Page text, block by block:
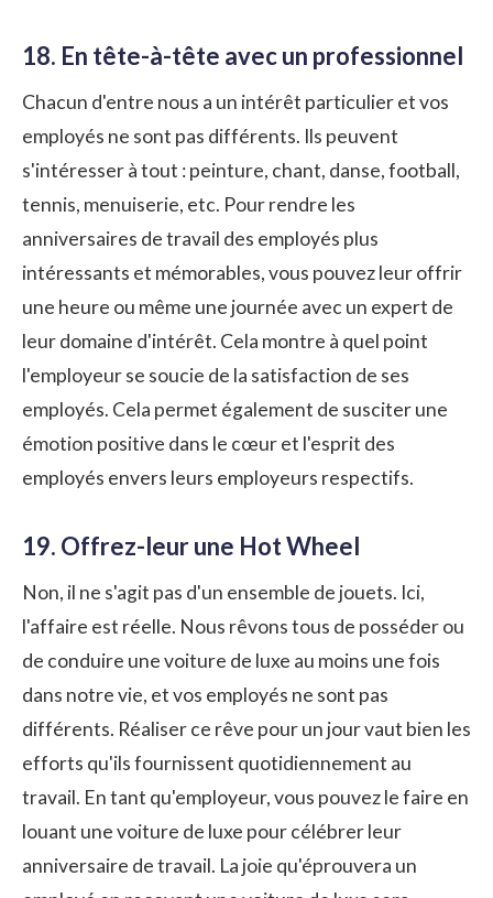
18. En tête-à-tête avec un professionnel
Chacun d'entre nous a un intérêt particulier et vos
employés ne sont pas différents. Ils peuvent
s'intéresser à tout : peinture, chant, danse, football,
tennis, menuiserie, etc. Pour rendre les
anniversaires de travail des employés plus
intéressants et mémorables, vous pouvez leur offrir
une heure ou même une journée avec un expert de
leur domaine d'intérêt. Cela montre à quel point
l'employeur se soucie de la satisfaction de ses
employés. Cela permet également de susciter une
émotion positive dans le cœur et l'esprit des
employés envers leurs employeurs respectifs.
19. Offrez-leur une Hot Wheel
Non, il ne s'agit pas d'un ensemble de jouets. Ici,
l'affaire est réelle. Nous rêvons tous de posséder ou
de conduire une voiture de luxe au moins une fois
dans notre vie, et vos employés ne sont pas
différents. Réaliser ce rêve pour un jour vaut bien les
efforts qu'ils fournissent quotidiennement au
travail. En tant qu'employeur, vous pouvez le faire en
louant une voiture de luxe pour célébrer leur
anniversaire de travail. La joie qu'éprouvera un